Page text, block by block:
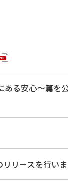
ある安心～篇
リリースを行い